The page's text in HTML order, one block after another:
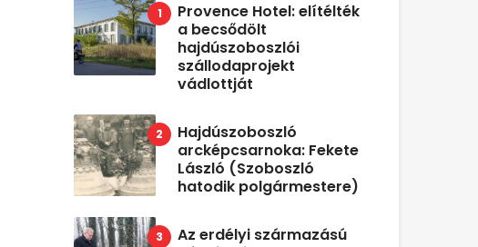
Provence Hotel: elítélték
a becsődölt
hajdúszoboszlói
szállodaprojekt
vádlottját
Hajdúszoboszló
arcképcsarnoka: Fekete
László (Szoboszló
hatodik polgármestere)
Az erdélyi származású